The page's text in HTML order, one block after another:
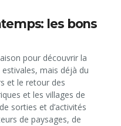
les bons
pour découvrir la
mais déjà du
et le retour des
et les villages de
sorties et d’activités
de paysages, de